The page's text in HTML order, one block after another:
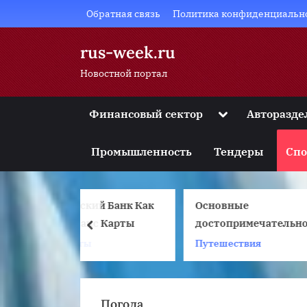
to
Обратная связь Политика
rus-week.ru
Новостной портал
Финансовый сектор Toggle
Toggle
menu
Toggle
menu
Toggle
sub-
menu
Toggle
sub-
Промышленность Тендеры
Банк Как
Основные
достопримечательности
prev